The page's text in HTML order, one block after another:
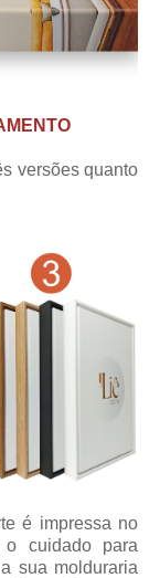
versões quanto
é impressa no
cuidado para
sua molduraria